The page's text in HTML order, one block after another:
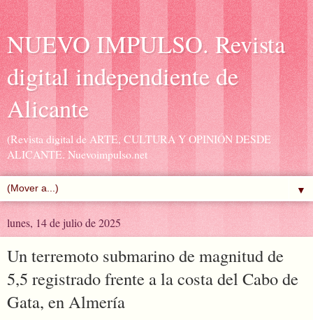
NUEVO IMPULSO. Revista
digital independiente de
Alicante
(Revista digital de ARTE, CULTURA Y OPINIÓN DESDE
ALICANTE. Nuevoimpulso.net
▼
lunes, 14 de julio de 2025
Un terremoto submarino de magnitud de
5,5 registrado frente a la costa del Cabo de
Gata, en Almería